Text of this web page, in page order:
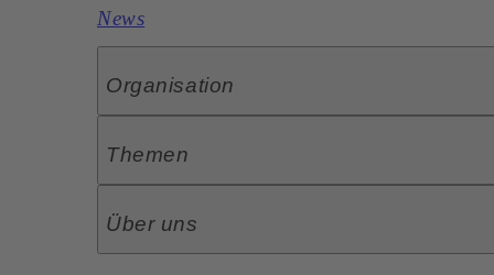
News
Organisation
Themen
Über uns